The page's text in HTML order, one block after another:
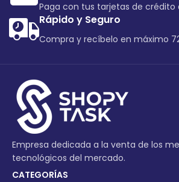
Paga con tus tarjetas de crédito
Rápido y Seguro
Compra y recíbelo en máximo
Empresa dedicada a la venta de los
tecnológicos del mercado.
CATEGORÍAS